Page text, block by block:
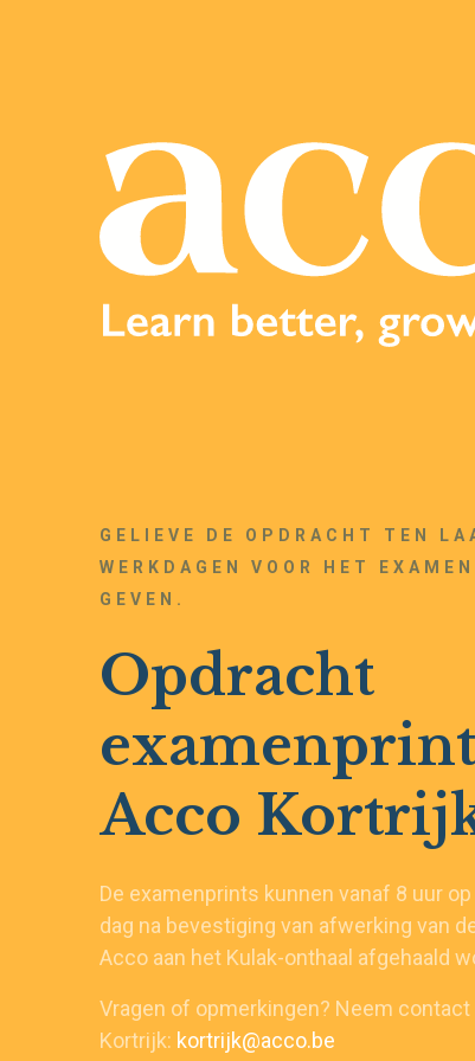
GELIEVE DE OPDRACHT TEN
WERKDAGEN VOOR HET
GEVEN.
Opdracht
Acco
De examenprints kunnen vanaf 8 uur
dag na bevestiging van afwerking van
Acco aan het Kulak-onthaal afgehaald
Vragen of opmerkingen? Neem
Kortrijk: kortrijk@acco.be